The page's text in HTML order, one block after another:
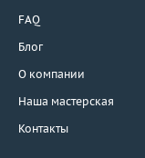
FAQ
Блог
О компании
Наша мастерская
Контакты